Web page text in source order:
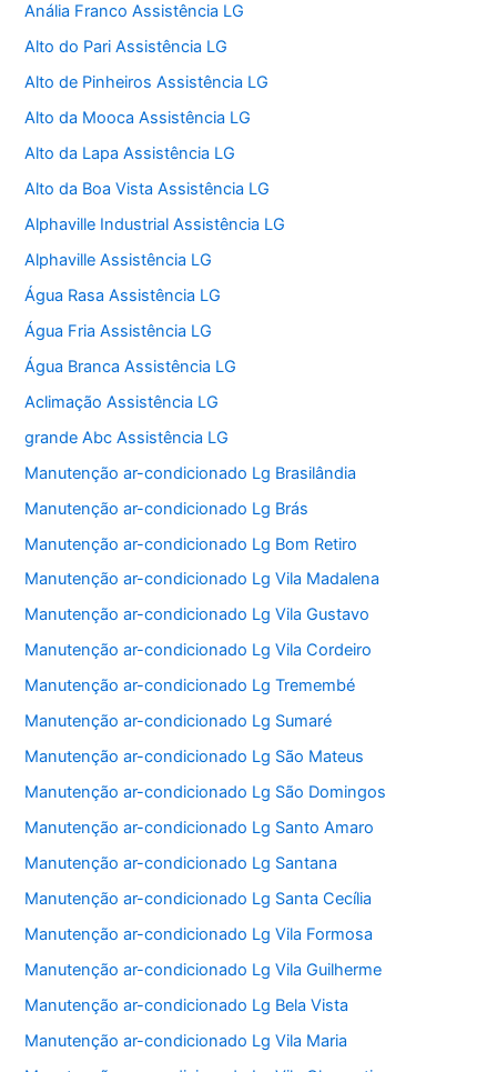
Anália Franco Assistência LG
Alto do Pari Assistência LG
Alto de Pinheiros Assistência LG
Alto da Mooca Assistência LG
Alto da Lapa Assistência LG
Alto da Boa Vista Assistência LG
Alphaville Industrial Assistência LG
Alphaville Assistência LG
Água Rasa Assistência LG
Água Fria Assistência LG
Água Branca Assistência LG
Aclimação Assistência LG
grande Abc Assistência LG
Manutenção ar-condicionado Lg Brasilândia
Manutenção ar-condicionado Lg Brás
Manutenção ar-condicionado Lg Bom Retiro
Manutenção ar-condicionado Lg Vila Madalena
Manutenção ar-condicionado Lg Vila Gustavo
Manutenção ar-condicionado Lg Vila Cordeiro
Manutenção ar-condicionado Lg Tremembé
Manutenção ar-condicionado Lg Sumaré
Manutenção ar-condicionado Lg São Mateus
Manutenção ar-condicionado Lg São Domingos
Manutenção ar-condicionado Lg Santo Amaro
Manutenção ar-condicionado Lg Santana
Manutenção ar-condicionado Lg Santa Cecília
Manutenção ar-condicionado Lg Vila Formosa
Manutenção ar-condicionado Lg Vila Guilherme
Manutenção ar-condicionado Lg Bela Vista
Manutenção ar-condicionado Lg Vila Maria